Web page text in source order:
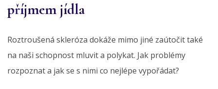
příjmem jídla
Roztroušená skleróza dokáže mimo jiné zaútočit také
na naši schopnost mluvit a polykat. Jak problémy
rozpoznat a jak se s nimi co nejlépe vypořádat?